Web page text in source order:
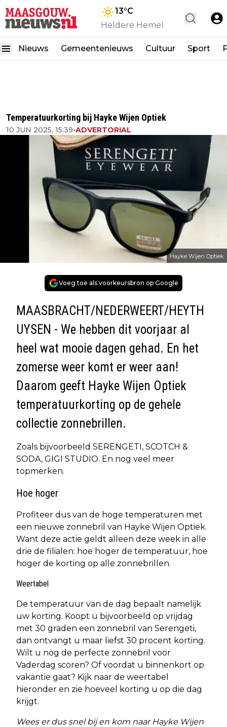
13°C
Heldere Hemel
Nieuws Gemeentenieuws Cultuur Sport
Temperatuurkorting bij Hayke Wijen Optiek
10 JUN 2025, 15:39•ADVERTORIAL
Hayke Wijen Optiek
Voeg toe als voorkeursbron op Google
MAASBRACHT/NEDERWEERT/HEYTH
UYSEN - We hebben dit voorjaar al
heel wat mooie dagen gehad. En het
zomerse weer komt er weer aan!
Daarom geeft Hayke Wijen Optiek
temperatuurkorting op de gehele
collectie zonnebrillen.
Zoals bijvoorbeeld SERENGETI, SCOTCH &
SODA, GIGI STUDIO. En nog veel meer
topmerken.
Hoe hoger
Profiteer dus van de hoge temperaturen met
een nieuwe zonnebril van Hayke Wijen Optiek.
Want deze actie geldt alleen deze week in alle
drie de filialen: hoe hoger de temperatuur, hoe
hoger de korting op alle zonnebrillen.
Weertabel
De temperatuur van de dag bepaalt namelijk
uw korting. Koopt u bijvoorbeeld op vrijdag
met 30 graden een zonnebril van Serengeti,
dan ontvangt u maar liefst 30 procent korting.
Wilt u nog de perfecte zonnebril voor
Vaderdag scoren? Of voordat u binnenkort op
vakantie gaat? Kijk naar de weertabel
hieronder en zie hoeveel korting u op die dag
krijgt.
Wees er dus snel bij en kom naar Hayke Wijen